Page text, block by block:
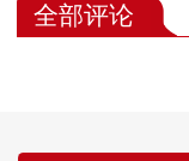
全部评论